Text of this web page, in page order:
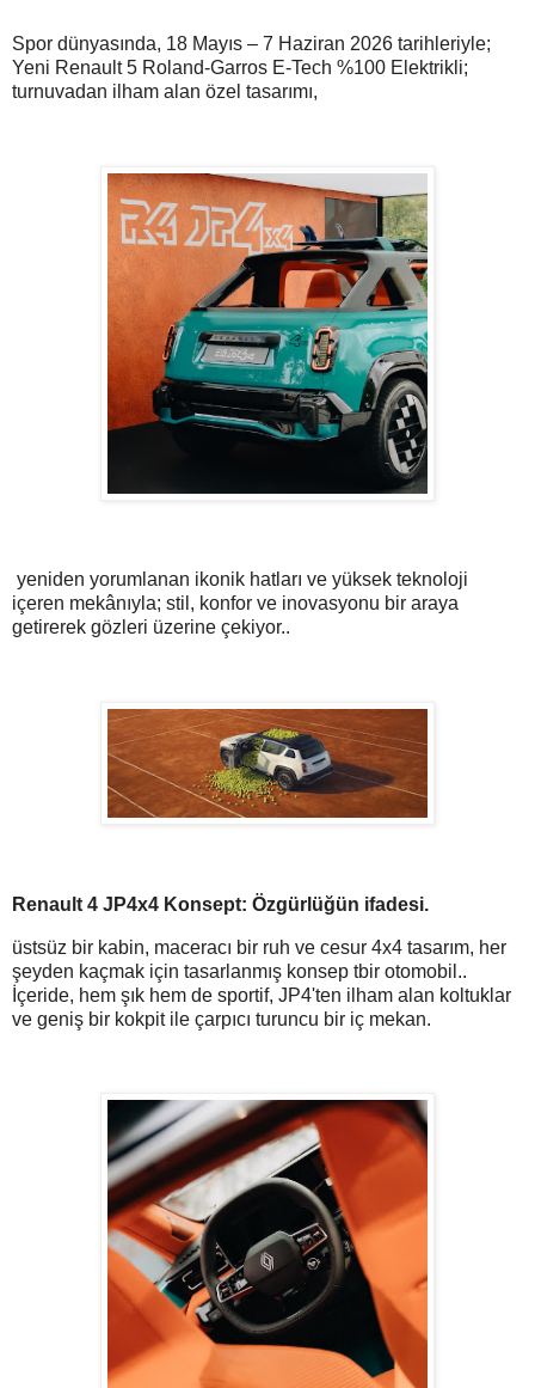
Spor dünyasında, 18 Mayıs – 7 Haziran 2026 tarihleriyle;
Yeni Renault 5 Roland-Garros E-Tech %100 Elektrikli;
turnuvadan ilham alan özel tasarımı,
yeniden yorumlanan ikonik hatları ve yüksek teknoloji
içeren mekânıyla; stil, konfor ve inovasyonu bir araya
getirerek gözleri üzerine çekiyor..
Renault 4 JP4x4 Konsept: Özgürlüğün ifadesi.
üstsüz bir kabin, maceracı bir ruh ve cesur 4x4 tasarım, her
şeyden kaçmak için tasarlanmış konsep tbir otomobil..
İçeride, hem şık hem de sportif, JP4'ten ilham alan koltuklar
ve geniş bir kokpit ile çarpıcı turuncu bir iç mekan.